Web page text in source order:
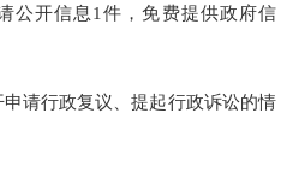
公开信息1件，免费提供政府信
请行政复议、提起行政诉讼的情